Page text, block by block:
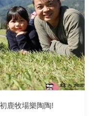
鹿牧場樂陶陶!